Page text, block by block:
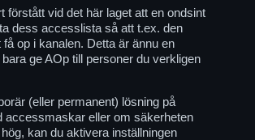
förstått vid det här laget att en ondsint
dess accesslista så att t.ex. den
få op i kanalen. Detta är ännu en
ge AOp till personer du verkligen
(eller permanent) lösning på
accessmaskar eller om säkerheten
kan du aktivera inställningen